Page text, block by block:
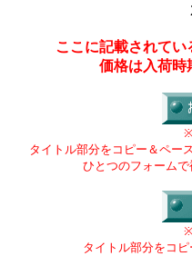
ここに記載されて
価格は入荷時
タイトル部分をコピー＆ペー
ひとつのフォーム
タイトル部分をコ